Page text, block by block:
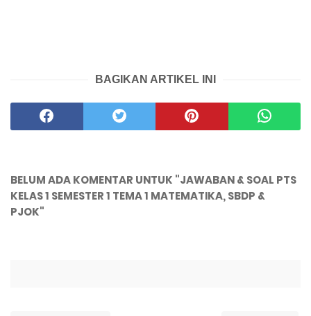
BAGIKAN ARTIKEL INI
BELUM ADA KOMENTAR UNTUK "JAWABAN & SOAL PTS
KELAS 1 SEMESTER 1 TEMA 1 MATEMATIKA, SBDP &
PJOK"